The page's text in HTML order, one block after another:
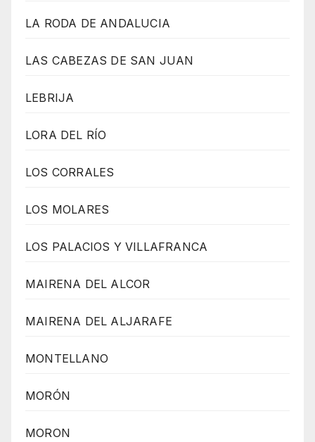
LA RODA DE ANDALUCIA
LAS CABEZAS DE SAN JUAN
LEBRIJA
LORA DEL RÍO
LOS CORRALES
LOS MOLARES
LOS PALACIOS Y VILLAFRANCA
MAIRENA DEL ALCOR
MAIRENA DEL ALJARAFE
MONTELLANO
MORÓN
MORON